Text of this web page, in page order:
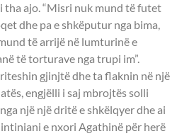
tha ajo. “Misri nuk mund të futet
dhe pa e shkëputur nga bima,
të arrijë në lumturinë e
të torturave nga trupi im”.
gjinjtë dhe ta flaknin në një
engjëlli i saj mbrojtës solli
një një dritë e shkëlqyer dhe ai
e nxori Agathinë për herë